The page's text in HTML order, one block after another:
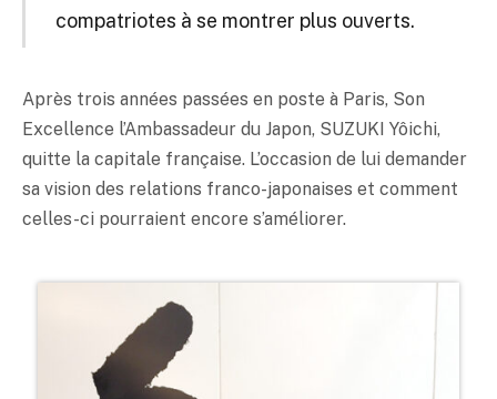
compatriotes à se montrer plus ouverts.
Après trois années passées en poste à Paris, Son
Excellence l’Ambassadeur du Japon, SUZUKI Yôichi,
quitte la capitale française. L’occasion de lui demander
sa vision des relations franco-japonaises et comment
celles-ci pourraient encore s’améliorer.